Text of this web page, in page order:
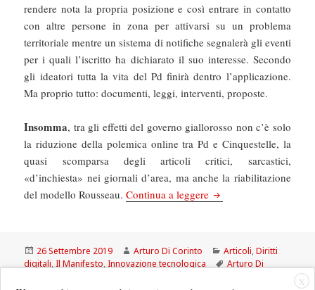
rendere nota la propria posizione e così entrare in contatto
con altre persone in zona per attivarsi su un problema
territoriale mentre un sistema di notifiche segnalerà gli eventi
per i quali l’iscritto ha dichiarato il suo interesse. Secondo
gli ideatori tutta la vita del Pd finirà dentro l’applicazione.
Ma proprio tutto: documenti, leggi, interventi, proposte.
Insomma, tra gli effetti del governo giallorosso non c’è solo
la riduzione della polemica online tra Pd e Cinquestelle, la
quasi scomparsa degli articoli critici, sarcastici,
«d’inchiesta» nei giornali d’area, ma anche la riabilitazione
del modello Rousseau.Continua a leggere Il Manifesto: Ecco
Scritto
il
26 Settembre 2019 Autore
Arturo Di Corinto Categorie
Articoli,Diritti
digitali,Il Manifesto,Innovazione tecnologica Tag
Arturo Di
X